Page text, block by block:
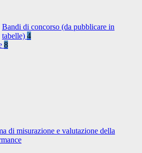
Bandi di concorso (da pubblicare in
tabelle) 4
8
di misurazione e valutazione della